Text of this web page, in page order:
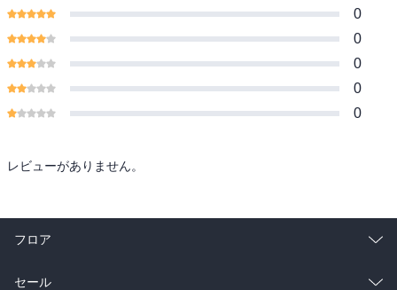
0
0
0
0
0
レビューがありません。
フロア
総合
セール